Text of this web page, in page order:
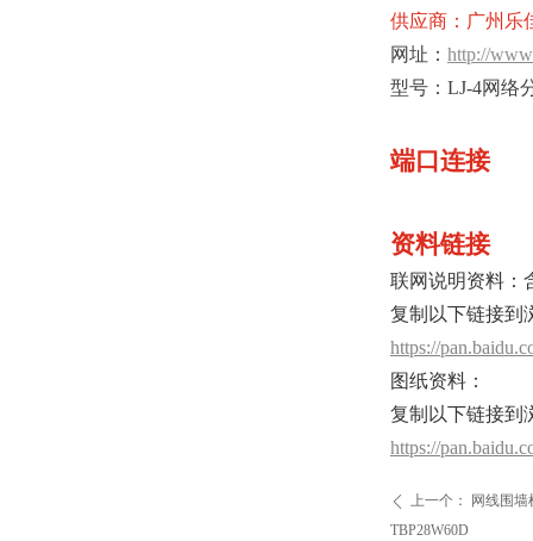
ꄴ 上一个：
网线围
TBP28W60D
供应商：广州乐
网址： http://
型号：LJ-4网络
端口连接
资料链接
联网说明资料：
复制以下链接到
https://
图纸资料：
复制以下链接到
https://